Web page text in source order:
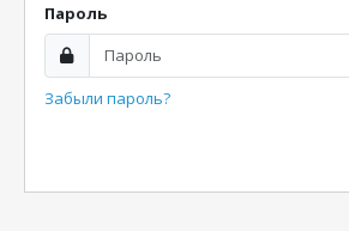
Пароль
Забыли пароль?